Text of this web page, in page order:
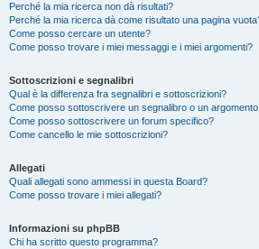
Perché la mia ricerca non dà risultati?
Perché la mia ricerca dà come risultato una pagina
Come posso cercare un utente?
Come posso trovare i miei messaggi e i miei argomenti?
Sottoscrizioni e segnalibri
Qual è la differenza fra segnalibri e sottoscrizioni?
Come posso sottoscrivere un segnalibro o un
Come posso sottoscrivere un forum specifico?
Come cancello le mie sottoscrizioni?
Allegati
Quali allegati sono ammessi in questa Board?
Come posso trovare i miei allegati?
Informazioni su phpBB
Chi ha scritto questo programma?